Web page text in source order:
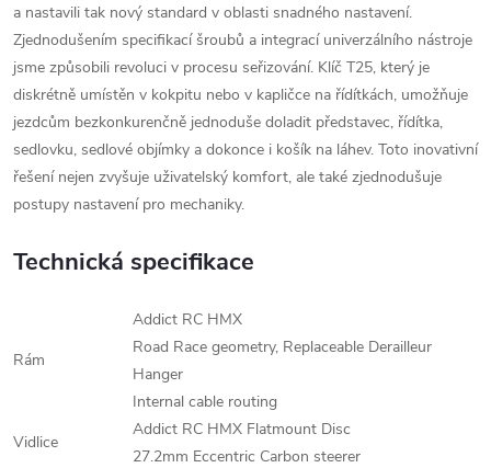
a nastavili tak nový standard v oblasti snadného nastavení.
Zjednodušením specifikací šroubů a integrací univerzálního nástroje
jsme způsobili revoluci v procesu seřizování. Klíč T25, který je
diskrétně umístěn v kokpitu nebo v kapličce na řídítkách, umožňuje
jezdcům bezkonkurenčně jednoduše doladit představec, řídítka,
sedlovku, sedlové objímky a dokonce i košík na láhev. Toto inovativní
řešení nejen zvyšuje uživatelský komfort, ale také zjednodušuje
postupy nastavení pro mechaniky.
Technická specifikace
Rám
Addict RC HMX
Road Race geometry, Replaceable Derailleur
Hanger
Internal cable routing
Vidlice
Addict RC HMX Flatmount Disc
27.2mm Eccentric Carbon steerer